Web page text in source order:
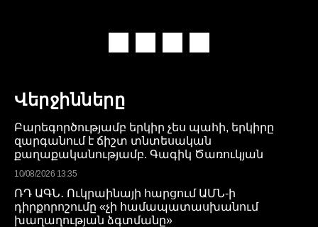
Վերջինները
Բարեգործությամբ երկիր չես պահի, երկիրը
զարգանում է ճիշտ տնտեսական
քաղաքականությամբ. Գագիկ Ծառուկյան
10/08/2026 13:35
ՌԴ ԱԳՆ․ Ուկրաինայի հարցում ԱՄՆ-ի
դիրքորոշումը «չի համապատասխանում
խաղաղության ձգտմանը»